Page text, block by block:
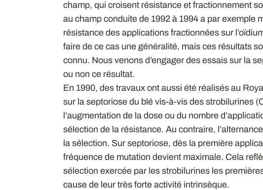
champ, qui croisent résistance et fractionnement
au champ conduite de 1992 à 1994 a par exemple
résistance des applications fractionnées sur
faire de ce cas une généralité, mais ces résultats
connu. Nous venons d’engager des essais sur la
ou non ce résultat.
En 1990, des travaux ont aussi été réalisés au
sur la septoriose du blé vis-à-vis des strobilurines
l’augmentation de la dose ou du nombre
sélection de la résistance. Au contraire,
la sélection. Sur septoriose, dès la première
fréquence de mutation devient maximale. Cela
sélection exercée par les strobilurines les
cause de leur très forte activité intrinsèque.